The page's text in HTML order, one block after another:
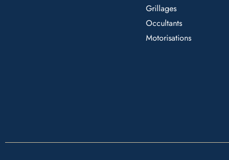
Grillages
Occultants
Motorisations